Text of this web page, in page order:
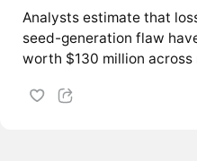
Analysts estimate that
seed-generation flaw
worth $130 million across